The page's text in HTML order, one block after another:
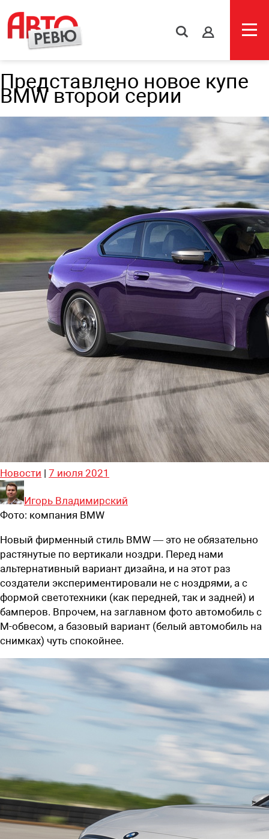
s
Представлено новое купе
BMW второй серии
Новости | 7 июля 2021
Игорь Владимирский
Фото: компания BMW
Новый фирменный стиль BMW — это не обязательно
растянутые по вертикали ноздри. Перед нами
альтернативный вариант дизайна, и на этот раз
создатели экспериментировали не с ноздрями, а с
формой светотехники (как передней, так и задней) и
бамперов. Впрочем, на заглавном фото автомобиль с
M-обвесом, а базовый вариант (белый автомобиль на
снимках) чуть спокойнее.